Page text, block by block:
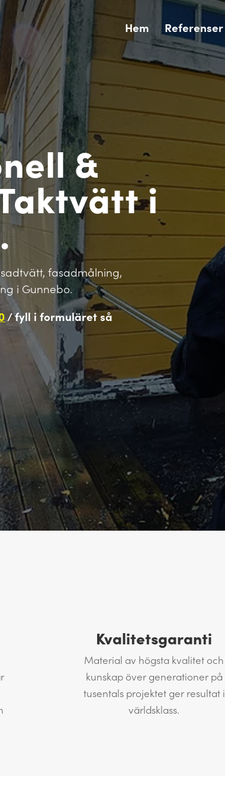
Hem Referenser
&
i
fasadmålning,
i Gunnebo.
/ fyll i formuläret så
Kvalitetsgaranti
Material av högsta kvalitet och
kunskap över generationer på
tusentals projektet ger resultat i
världsklass.